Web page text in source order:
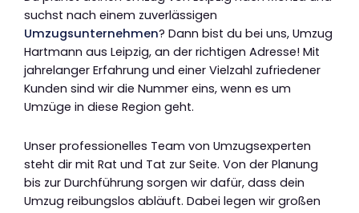
suchst nach einem zuverlässigen
Umzugsunternehmen? Dann bist du bei uns, Umzug
Hartmann aus Leipzig, an der richtigen Adresse! Mit
jahrelanger Erfahrung und einer Vielzahl zufriedener
Kunden sind wir die Nummer eins, wenn es um
Umzüge in diese Region geht.
Unser professionelles Team von Umzugsexperten
steht dir mit Rat und Tat zur Seite. Von der Planung
bis zur Durchführung sorgen wir dafür, dass dein
Umzug reibungslos abläuft. Dabei legen wir großen